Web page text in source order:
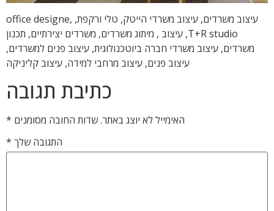
עיצוב משרדים, עיצוב משרדי הייטק, טלי ורקפת, office designe,
T+R studio, עיצוב , מיתוג משרדים, משרדים יצירתיים, תכנון
משרדים, עיצוב משרדי חברה ביוטכנולוגית, עיצוב פנים למשרדים,
עיצוב פנים, עיצוב מרחבי למידה, עיצוב קליניקה
כתיבת תגובה
האימייל לא יוצג באתר.שדות החובה מסומנים *
התגובה שלך *